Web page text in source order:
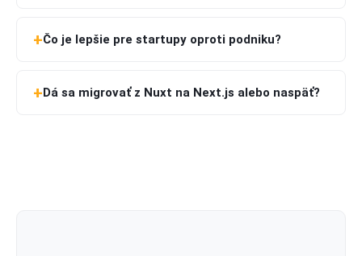
Čo je lepšie pre startupy oproti podniku?
Dá sa migrovať z Nuxt na Next.js alebo naspäť?